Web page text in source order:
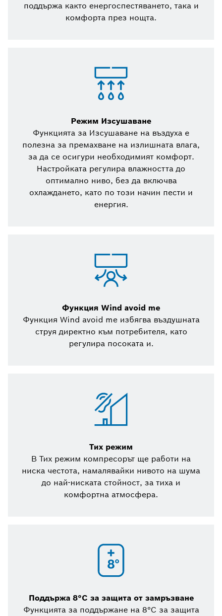
поддържа както енергоспестяването, така и
комфорта през нощта.
Режим Изсушаване
Функцията за Изсушаване на въздуха е
полезна за премахване на излишната влага,
за да се осигури необходимият комфорт.
Настройката регулира влажността до
оптимално ниво, без да включва
охлаждането, като по този начин пести и
енергия.
Функция Wind avoid me
Функция Wind avoid me избягва въздушната
струя директно към потребителя, като
регулира посоката и.
Тих режим
В Тих режим компресорът ще работи на
ниска честота, намалявайки нивото на шума
до най-ниската стойност, за тиха и
комфортна атмосфера.
Поддържа 8°C за защита от замръзване
Функцията за поддържане на 8°C за защита